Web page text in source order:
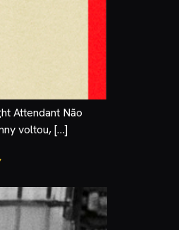
Attendant Não
voltou, […]